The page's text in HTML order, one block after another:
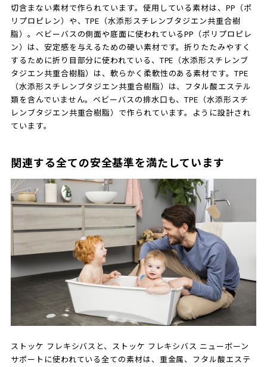
切含まない素材で作られています。使用している素材は、PP（ポ
リプロピレン）や、TPE（水添形スチレンブタジエン共重合樹
脂）。ベビーバスの側面や底面に使われているPP（ポリプロピレ
ン）は、安定感を与えるための硬い素材です。折りたたみやすく
するために折り目部分に使われている、TPE（水添形スチレンブ
タジエン共重合樹脂）は、軟らかく柔軟性のある素材です。TPE
（水添形スチレンブタジエン共重合樹脂）は、フタル酸エステル
類を含んでいません。ベビーバスの排水口も、TPE（水添形スチ
レンブタジエン共重合樹脂）で作られています。ように設計され
ています。
関連する全ての安全基準を満たしています
ストッケ フレキシバスと、ストッケ フレキシバス ニューボーン
サポートに使われている全ての素材は、重金属、フタル酸エステ